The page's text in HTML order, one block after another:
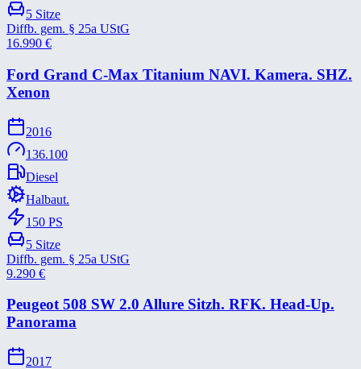
5 Sitze
Diffb. gem. § 25a UStG
16.990 €
Ford Grand C-​Max Titanium NAVI. Kamera. SHZ.
Xenon
2016
136.100
Diesel
Halbaut.
150 PS
5 Sitze
Diffb. gem. § 25a UStG
9.290 €
Peugeot 508 SW 2.0 Allure Sitzh. RFK. Head-​Up.
Panorama
2017